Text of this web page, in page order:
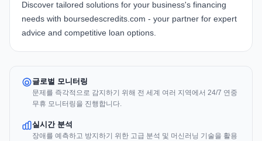
Discover tailored solutions for your business's financing
needs with boursedescredits.com - your partner for expert
advice and competitive loan options.
글로벌 모니터링
문제를 즉각적으로 감지하기 위해 전 세계 여러 지역에서 24/7 연중
무휴 모니터링을 진행합니다.
실시간 분석
장애를 예측하고 방지하기 위한 고급 분석 및 머신러닝 기술을 활용